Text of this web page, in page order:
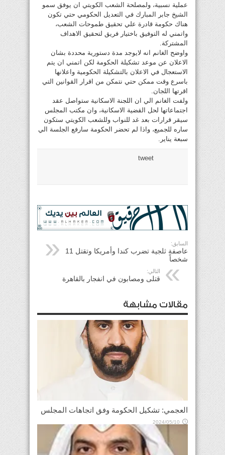
عملية نسبية، ولمصلحة الشعب الكويتي ان يوفق سمو
الشيخ جابر المبارك في التعديل الحكومي حتي تكون
هناك حكومة قادرة علي تحقيق طموحات الشعب،
واتمني له التوفيق باختيار فريق لتحقيق الاهداف
المشتركة.
واوضح الغانم انه لايوجد مدة دستورية محددة بشان
الاعلان عن موعد تشكيلة الحكومة لكن اتمني ان يتم
الاستعجال في الاعلان بالتشكيلة الحكومية واعلانها
باسرع وقت ممكن حتي نتمكن من اقرار القوانين التي
اقرتها اللجان.
ولفت الغانم الي ان اللجنة الاسكانية ستواصل عقد
اجتماعاتها لحل القضية الاسكانية، وان مكتب المجلس
سيقر قرارات بعد غد للنواب وللشعب الكويتي ستكون
ساره للجميع، واذا لم تحضر الحكومة سارفع الجلسة الي
سبعة يناير.
tweet
السابق:
عاصفة ثلجية تضرب كندا وأمريكا وتقتل 11
شخصاً
التالي:
قتلى ومصابون في انفجار بالقاهرة
مقالات مشابهة
العجمي: تشكيل الحكومة وفق اتجاهات المجلس
2024/05/10